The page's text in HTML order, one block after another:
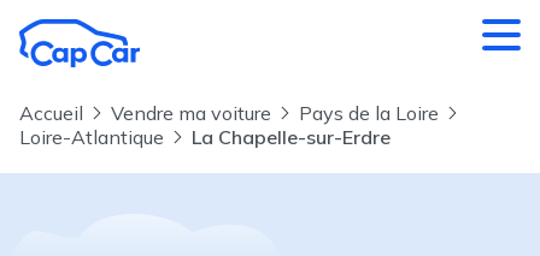
Accueil Vendre ma voiture
Pays de la Loire
Loire-Atlantique
La Chapelle-sur-Erdre